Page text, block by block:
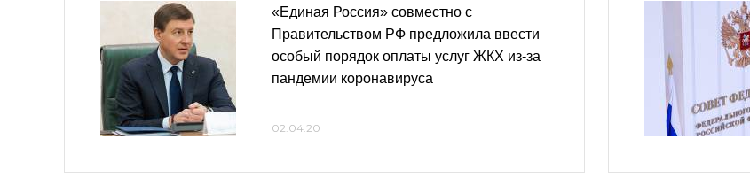
«Единая Россия» совместно с
Правительством РФ предложила ввести
особый порядок оплаты услуг ЖКХ из-за
пандемии коронавируса
02.04.20